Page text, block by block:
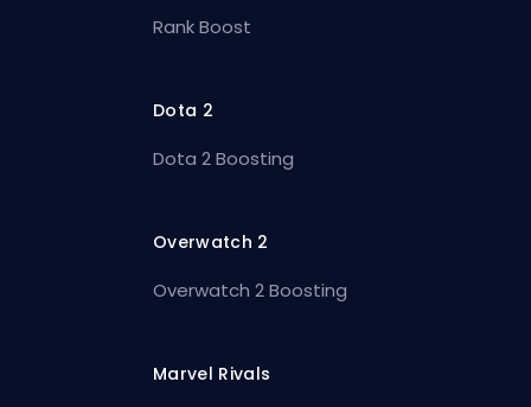
Rank Boost
Dota 2
Dota 2 Boosting
Overwatch 2
Overwatch 2 Boosting
Marvel Rivals